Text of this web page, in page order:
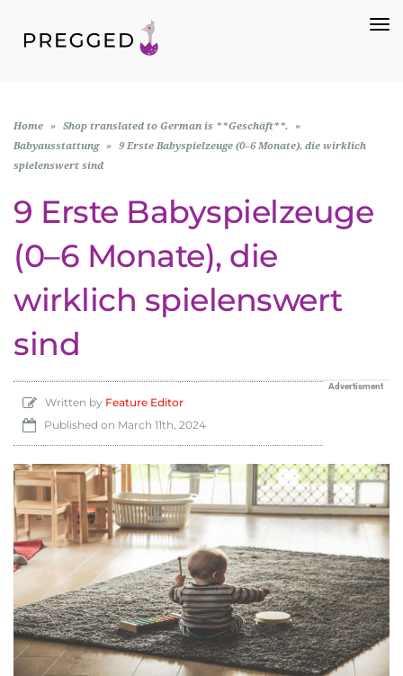
Home » Shop translated to German is **Geschäft**.
»
Babyausstattung
»
9 Erste Babyspielzeuge (0–6 Monate), die wirklich
spielenswert sind
9 Erste Babyspielzeuge
(0–6 Monate), die
wirklich spielenswert
sind
Advertisment
Written by Feature Editor
Published on March 11th, 2024